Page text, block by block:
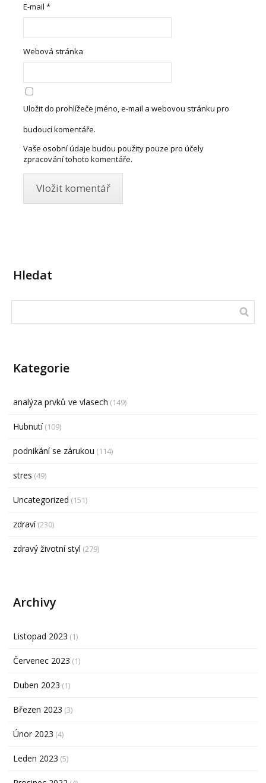
E-mail*
Webová stránka
Uložit do prohlížeče jméno, e-mail a webovou stránku pro
budoucí komentáře.
Vaše osobní údaje budou použity pouze pro účely
zpracování tohoto komentáře.
Hledat
Kategorie
analýza prvků ve vlasech (149)
Hubnutí(109)
podnikání se zárukou (114)
stres (49)
Uncategorized (151)
zdraví(230)
zdravý životní styl (279)
Archivy
Listopad 2023 (1)
Červenec 2023 (1)
Duben 2023 (1)
Březen 2023 (3)
Únor 2023 (4)
Leden 2023 (5)